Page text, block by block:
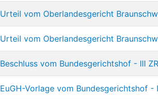
Urteil vom Oberlandesgericht
Urteil vom Oberlandesgericht
Beschluss vom Bundesgerichtshof - III
EuGH-Vorlage vom Bundesgerichtshof -